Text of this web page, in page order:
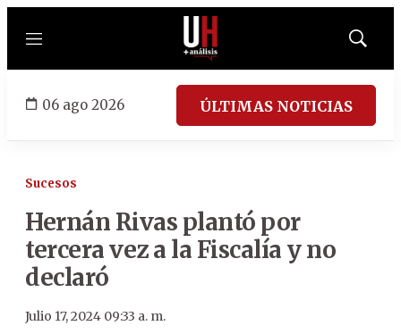
Menú
Mostrar
06 ago 2026 ÚLTIMAS NOTICIAS
Sucesos
Hernán Rivas plantó por
tercera vez a la Fiscalía y no
declaró
Julio 17, 2024 09:33 a. m.